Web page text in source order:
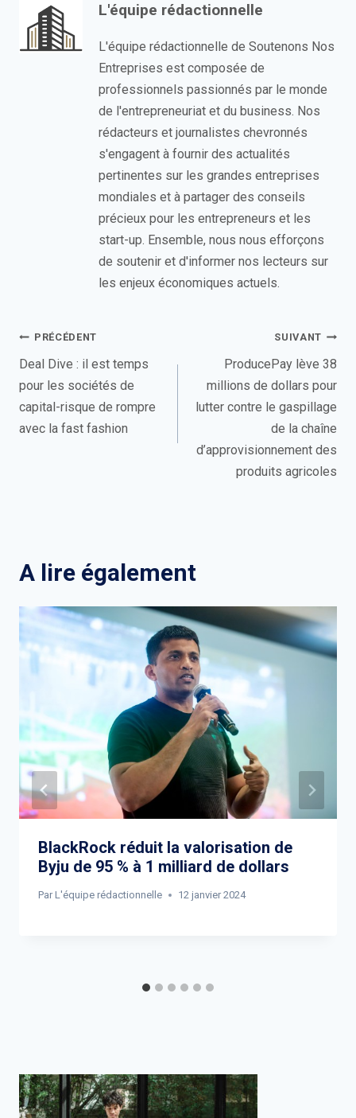
L'équipe rédactionnelle
L'équipe rédactionnelle de Soutenons Nos
Entreprises est composée de
professionnels passionnés par le monde
de l'entrepreneuriat et du business. Nos
rédacteurs et journalistes chevronnés
s'engagent à fournir des actualités
pertinentes sur les grandes entreprises
mondiales et à partager des conseils
précieux pour les entrepreneurs et les
start-up. Ensemble, nous nous efforçons
de soutenir et d'informer nos lecteurs sur
les enjeux économiques actuels.
Navigation
de
l’article
PRÉCÉDENT
Deal Dive : il est temps
pour les sociétés de
capital-risque de rompre
avec la fast fashion
SUIVANT
ProducePay lève 38
millions de dollars pour
lutter contre le gaspillage
de la chaîne
d’approvisionnement des
produits agricoles
A lire également
BlackRock réduit la valorisation de
Byju de 95 % à 1 milliard de dollars
Par L'équipe rédactionnelle 12 janvier 2024